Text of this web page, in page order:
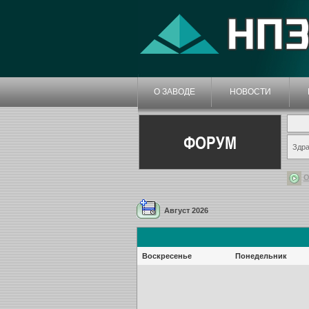
О ЗАВОДЕ НОВОСТИ
ФОРУМ
Август 2026
Воскресенье Понедельник